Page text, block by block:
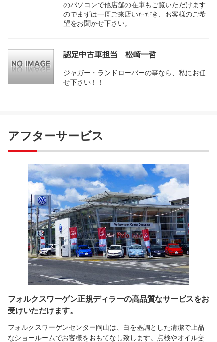
のパソコンで他店舗の在庫もご覧いただけます
のでまずは一度ご来店いただき、お客様のご希
望をお聞かせ下さい。
認定中古車担当 松崎一哲
ジャガー・ランドローバーの事なら、私にお任
せ下さい！！
アフターサービス
フォルクスワーゲン正規ディラーの高品質なサービスをお
受けいただけます。
フォルクスワーゲンセンター岡山は、白を基調とした清潔で上品
なショールームでお客様をおもてなし致します。点検やオイル交